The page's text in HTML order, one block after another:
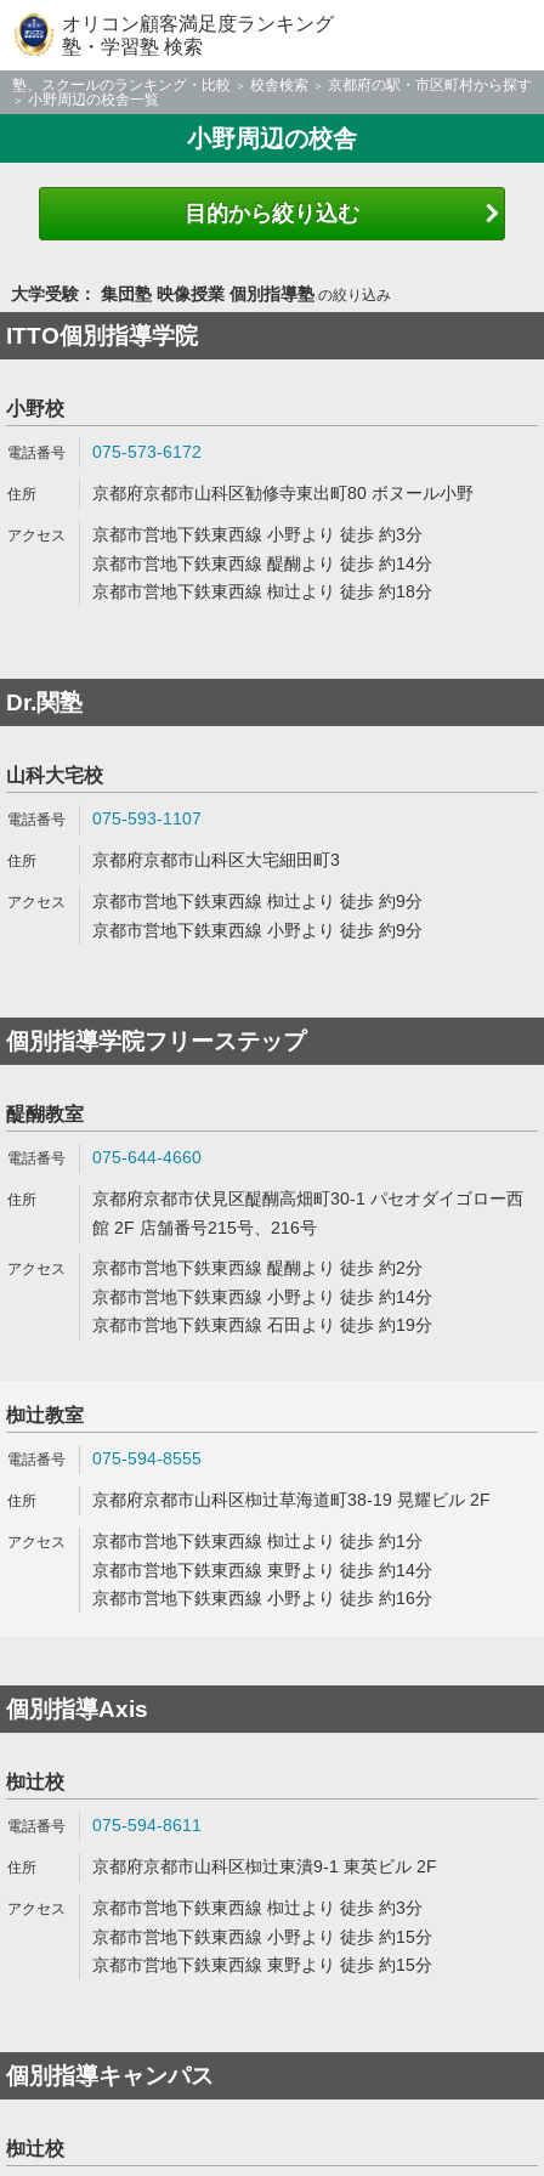
オリコン顧客満足度ランキング
塾・学習塾 検索
塾、スクールのランキング・比較 校舎検索
京都府の駅・市区町村から探す
小野周辺の校舎一覧
小野周辺の校舎
目的から絞り込む
大学受験： 集団塾 映像授業 個別指導塾の絞り込み
ITTO個別指導学院
小野校
075-573-6172
京都府京都市山科区勧修寺東出町80 ボヌール小野
京都市営地下鉄東西線 小野より 徒歩 約3分
京都市営地下鉄東西線 醍醐より 徒歩 約14分
京都市営地下鉄東西線 椥辻より 徒歩 約18分
Dr.関塾
山科大宅校
075-593-1107
京都府京都市山科区大宅細田町3
京都市営地下鉄東西線 椥辻より 徒歩 約9分
京都市営地下鉄東西線 小野より 徒歩 約9分
個別指導学院フリーステップ
醍醐教室
075-644-4660
京都府京都市伏見区醍醐高畑町30-1 パセオダイゴロー西
館 2F 店舗番号215号、216号
京都市営地下鉄東西線 醍醐より 徒歩 約2分
京都市営地下鉄東西線 小野より 徒歩 約14分
京都市営地下鉄東西線 石田より 徒歩 約19分
椥辻教室
075-594-8555
京都府京都市山科区椥辻草海道町38-19 晃耀ビル 2F
京都市営地下鉄東西線 椥辻より 徒歩 約1分
京都市営地下鉄東西線 東野より 徒歩 約14分
京都市営地下鉄東西線 小野より 徒歩 約16分
個別指導Axis
椥辻校
075-594-8611
京都府京都市山科区椥辻東潰9-1 東英ビル 2F
京都市営地下鉄東西線 椥辻より 徒歩 約3分
京都市営地下鉄東西線 小野より 徒歩 約15分
京都市営地下鉄東西線 東野より 徒歩 約15分
個別指導キャンパス
椥辻校